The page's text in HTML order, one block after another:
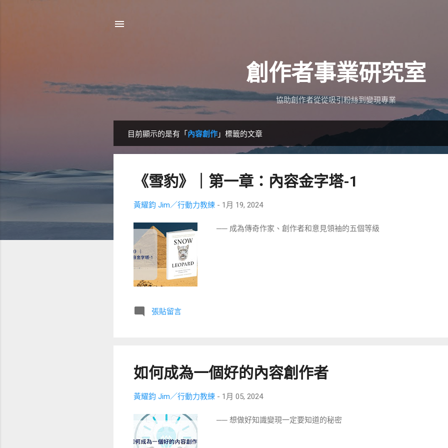
創作者事業研究室
協助創作者從從吸引粉絲到變現專業
表
目前顯示的是有「 內容創作 」標籤的文章
《雪豹》｜第一章：內容金字塔-1
黃耀鈞 Jim／行動力教練 - 1月 19, 2024
── 成為傳奇作家、創作者和意見領袖的五個等級
張貼留言
如何成為一個好的內容創作者
黃耀鈞 Jim／行動力教練 - 1月 05, 2024
── 想做好知識變現一定要知道的秘密